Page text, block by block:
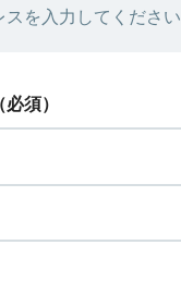
を入力してください
必須）